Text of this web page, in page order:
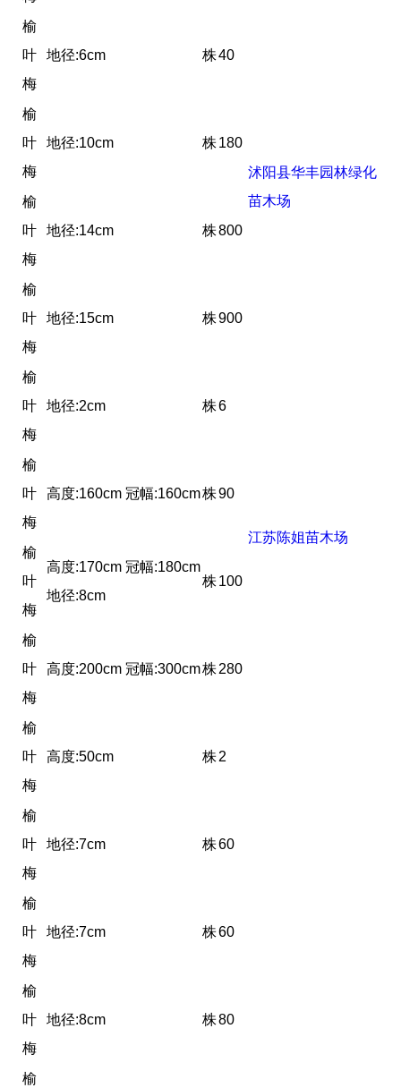
榆
叶
梅
地径:6cm 株40
沭阳县华丰园林绿化
苗木场
榆
叶
梅
地径:10cm 株180
榆
叶
梅
地径:14cm 株800
榆
叶
梅
地径:15cm 株900
榆
叶
梅
地径:2cm 株6
江苏陈姐苗木场
榆
叶
梅
高度:160cm 冠幅:160cm株90
榆
叶
梅
高度:170cm 冠幅:180cm
地径:8cm
株100
榆
叶
梅
高度:200cm 冠幅:300cm株280
榆
叶
梅
高度:50cm 株2
榆
叶
梅
地径:7cm 株60
榆
叶
梅
地径:7cm 株60
榆
叶
梅
地径:8cm 株80
榆